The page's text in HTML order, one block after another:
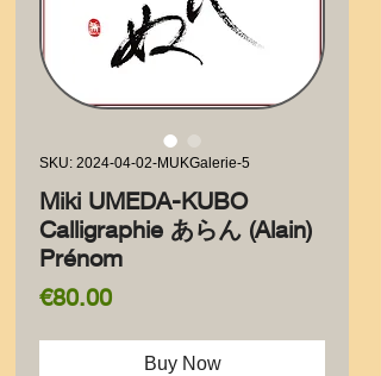
SKU: 2024-04-02-MUKGalerie-5
Miki UMEDA-KUBO
Calligraphie あらん (Alain)
Prénom
€80.00Price
Buy Now